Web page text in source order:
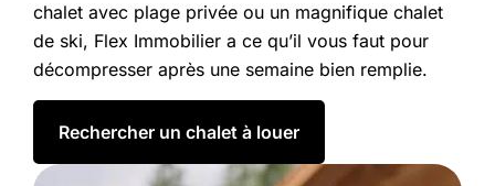
chalet avec plage privée ou un magnifique chalet
de ski, Flex Immobilier a ce qu’il vous faut pour
décompresser après une semaine bien remplie.
Rechercher un chalet à louer